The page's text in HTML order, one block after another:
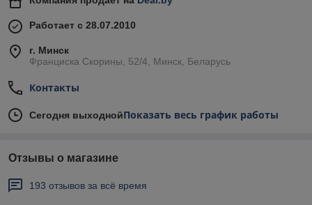
Работает с 28.07.2010
г. Минск
Франциска Скорины, 52/4, Минск, Беларусь
Контакты
Сегодня выходнойПоказать весь график работы
Отзывы о магазине
193 отзывов за всё время